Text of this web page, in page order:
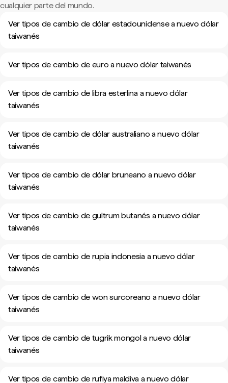
cualquier parte del mundo.
Ver tipos de cambio de dólar estadounidense a nuevo dólar
taiwanés
Ver tipos de cambio de euro a nuevo dólar taiwanés
Ver tipos de cambio de libra esterlina a nuevo dólar
taiwanés
Ver tipos de cambio de dólar australiano a nuevo dólar
taiwanés
Ver tipos de cambio de dólar bruneano a nuevo dólar
taiwanés
Ver tipos de cambio de gultrum butanés a nuevo dólar
taiwanés
Ver tipos de cambio de rupia indonesia a nuevo dólar
taiwanés
Ver tipos de cambio de won surcoreano a nuevo dólar
taiwanés
Ver tipos de cambio de tugrik mongol a nuevo dólar
taiwanés
Ver tipos de cambio de rufiya maldiva a nuevo dólar